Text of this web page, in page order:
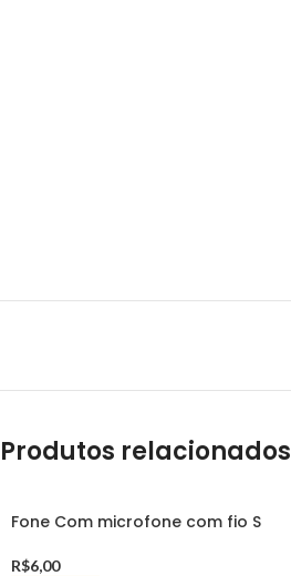
Produtos relacionados
Fone Com microfone com fio S
R$6,00